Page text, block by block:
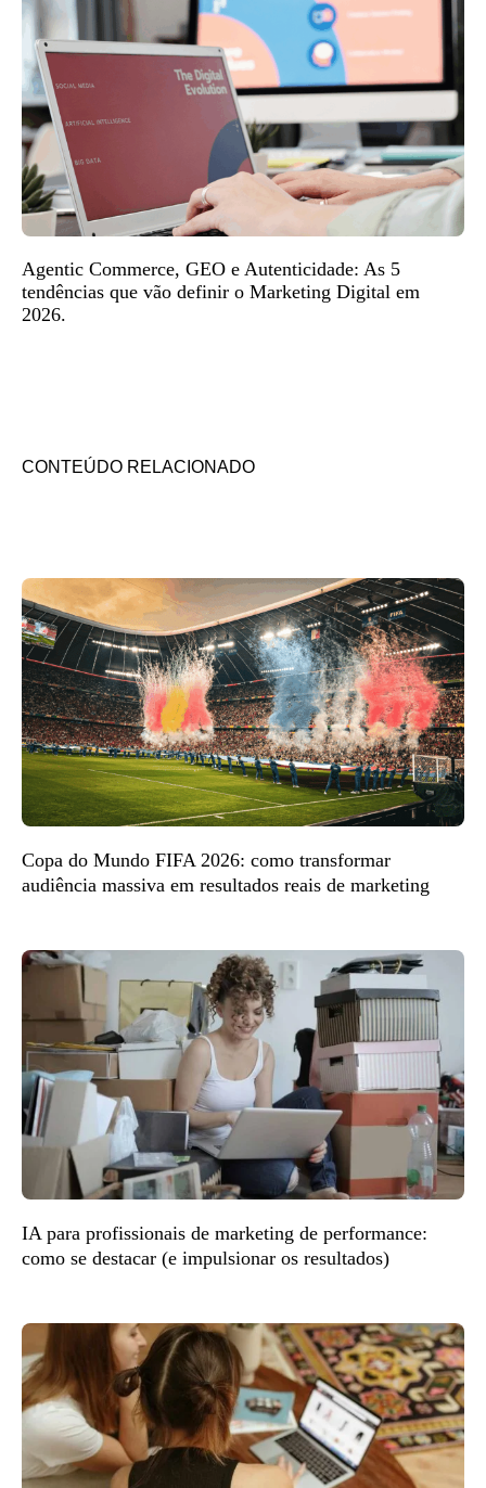
Agentic Commerce, GEO e Autenticidade: As 5
tendências que vão definir o Marketing Digital em
2026.
CONTEÚDO RELACIONADO
Copa do Mundo FIFA 2026: como transformar
audiência massiva em resultados reais de marketing
IA para profissionais de marketing de performance:
como se destacar (e impulsionar os resultados)